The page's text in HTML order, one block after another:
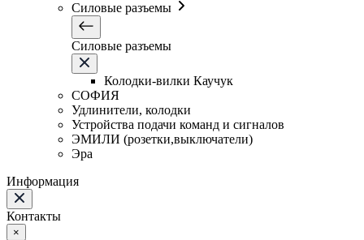
Силовые разъемы
Силовые разъемы
Колодки-вилки Каучук
СОФИЯ
Удлинители, колодки
Устройства подачи команд и сигналов
ЭМИЛИ (розетки,выключатели)
Эра
Информация
Контакты
×